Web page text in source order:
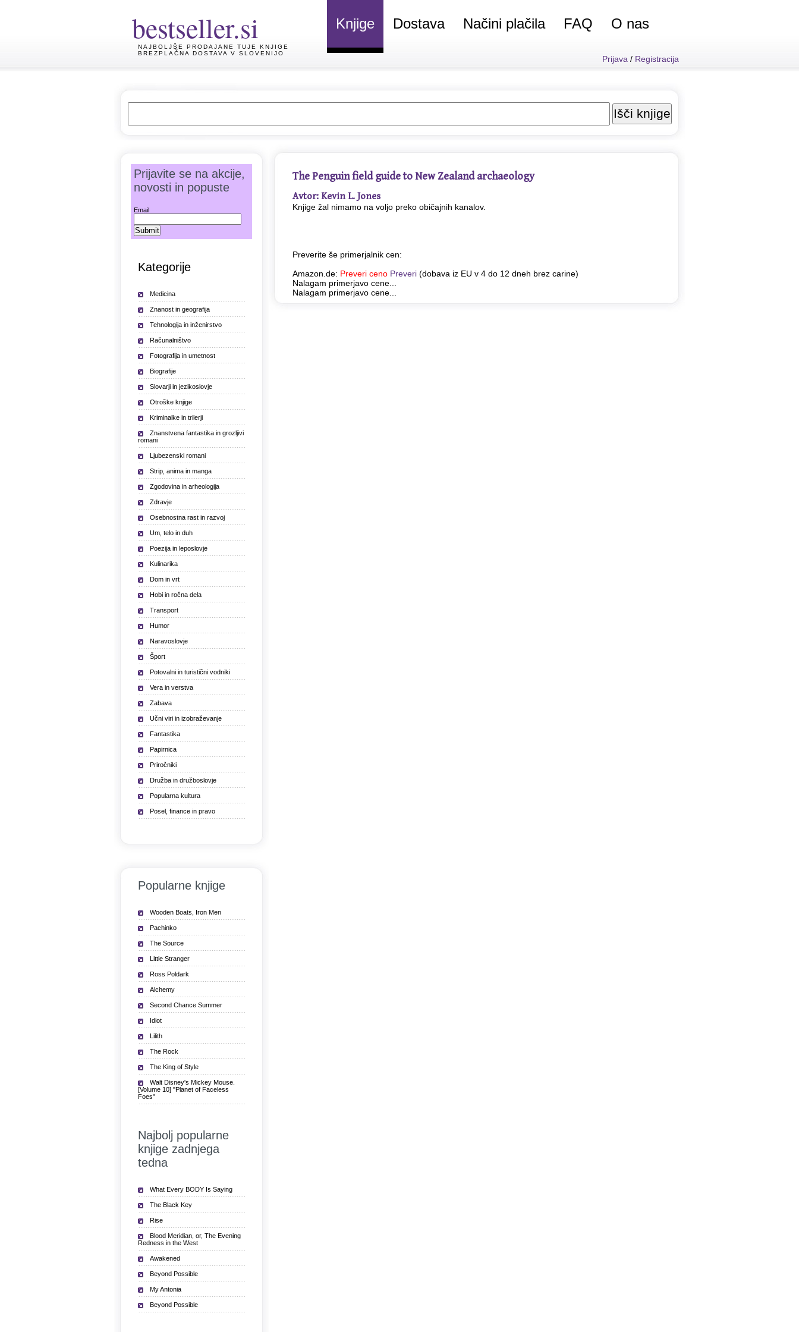
bestseller.si
NAJBOLJŠE PRODAJANE TUJE KNJIGE
BREZPLAČNA DOSTAVA V SLOVENIJO
Knjige Dostava Načini plačila FAQ O nas
Prijava / Registracija
The Penguin field guide to New Zealand archaeology
Avtor: Kevin L. Jones
Knjige žal nimamo na voljo preko običajnih kanalov.
Preverite še primerjalnik cen:
Amazon.de: Preveri ceno Preveri (dobava iz EU v 4 do 12 dneh brez carine)
Nalagam primerjavo cene...
Nalagam primerjavo cene...
Prijavite se na akcije,
novosti in popuste
Email
Kategorije
Medicina
Znanost in geografija
Tehnologija in inženirstvo
Računalništvo
Fotografija in umetnost
Biografije
Slovarji in jezikoslovje
Otroške knjige
Kriminalke in trilerji
Znanstvena fantastika in grozljivi
romani
Ljubezenski romani
Strip, anima in manga
Zgodovina in arheologija
Zdravje
Osebnostna rast in razvoj
Um, telo in duh
Poezija in leposlovje
Kulinarika
Dom in vrt
Hobi in ročna dela
Transport
Humor
Naravoslovje
Šport
Potovalni in turistični vodniki
Vera in verstva
Zabava
Učni viri in izobraževanje
Fantastika
Papirnica
Priročniki
Družba in družboslovje
Popularna kultura
Posel, finance in pravo
Popularne knjige
Wooden Boats, Iron Men
Pachinko
The Source
Little Stranger
Ross Poldark
Alchemy
Second Chance Summer
Idiot
Lilith
The Rock
The King of Style
Walt Disney's Mickey Mouse.
[Volume 10] "Planet of Faceless
Foes"
Najbolj popularne
knjige zadnjega
tedna
What Every BODY Is Saying
The Black Key
Rise
Blood Meridian, or, The Evening
Redness in the West
Awakened
Beyond Possible
My Antonia
Beyond Possible